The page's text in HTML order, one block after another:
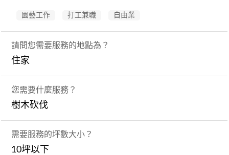
園藝工作 打工兼職 自由業
請問您需要服務的地點為？
住家
您需要什麼服務？
樹木砍伐
需要服務的坪數大小？
10坪以下